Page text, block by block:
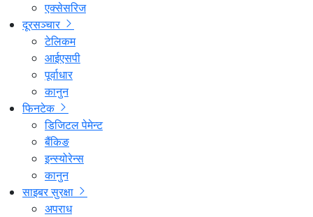
एक्सेसरिज
दूरसञ्चार
टेलिकम
आईएसपी
पूर्वाधार
कानुन
फिनटेक
डिजिटल पेमेन्ट
बैंकिङ
इन्स्योरेन्स
कानुन
साइबर सुरक्षा
अपराध